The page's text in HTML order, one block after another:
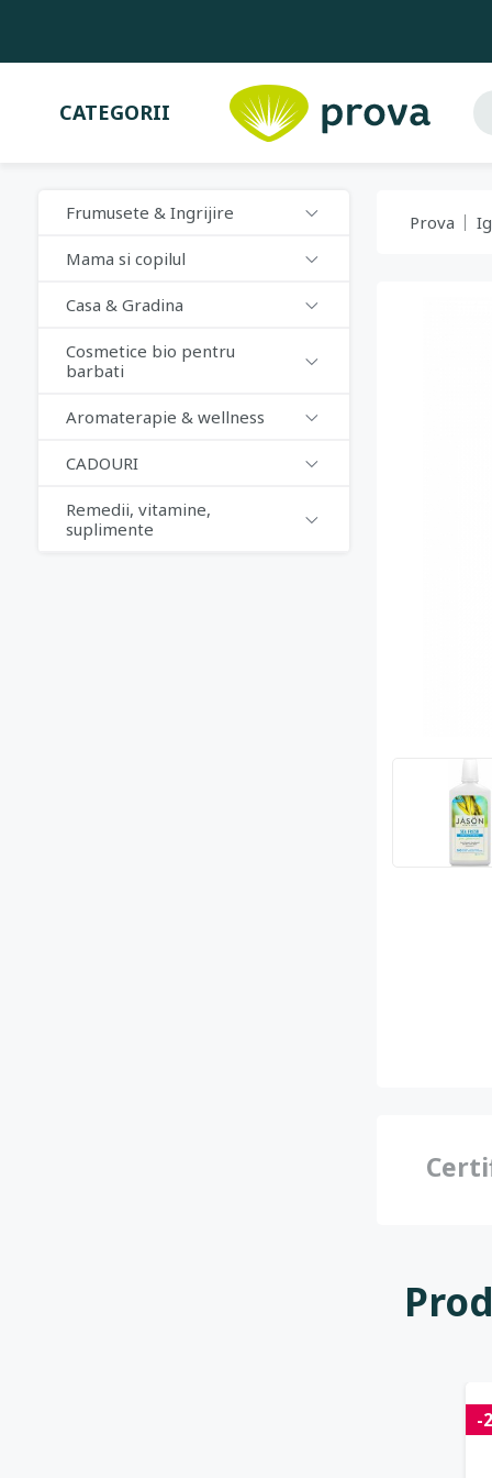
CATEGORII
Frumusete & Ingrijire
Mama si copilul
Casa & Gradina
Cosmetice bio pentru
barbati
Aromaterapie & wellness
CADOURI
Remedii, vitamine,
suplimente
Prova
-